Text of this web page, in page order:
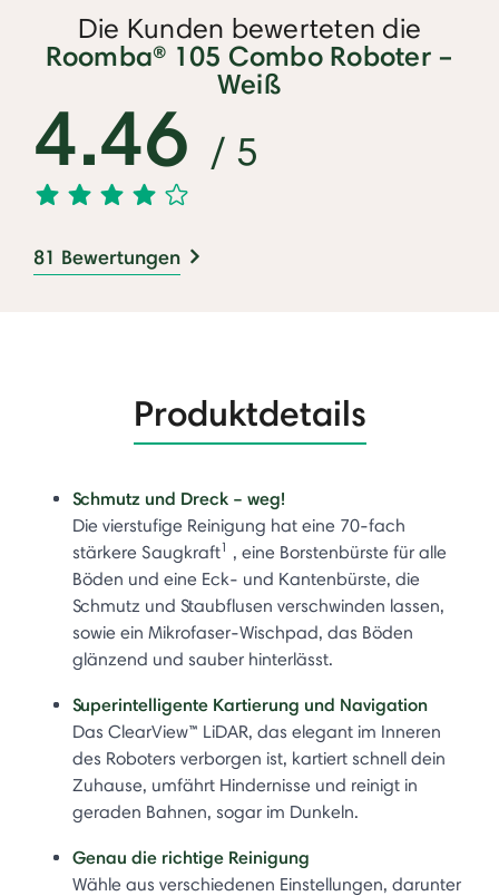
Die Kunden bewerteten die
Roomba® 105 Combo Roboter –
Weiß
4.46 / 5
81 Bewertungen
Produktdetails
Schmutz und Dreck – weg!
Die vierstufige Reinigung hat eine 70-fach
stärkere Saugkraft1 , eine Borstenbürste für alle
Böden und eine Eck- und Kantenbürste, die
Schmutz und Staubflusen verschwinden lassen,
sowie ein Mikrofaser-Wischpad, das Böden
glänzend und sauber hinterlässt.
Superintelligente Kartierung und Navigation
Das ClearView™ LiDAR, das elegant im Inneren
des Roboters verborgen ist, kartiert schnell dein
Zuhause, umfährt Hindernisse und reinigt in
geraden Bahnen, sogar im Dunkeln.
Genau die richtige Reinigung
Wähle aus verschiedenen Einstellungen, darunter